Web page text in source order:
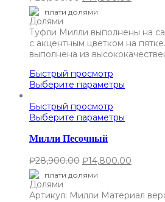
плати долями
Туфли Милли выполнены на
с акцентным цветком на
выполнена из
Быстрый просмотр
Выберите параметры
Быстрый просмотр
Выберите параметры
Милли Песочный
₽28,900.00 ₽14,800.00
плати долями
Артикул: Милли Материал